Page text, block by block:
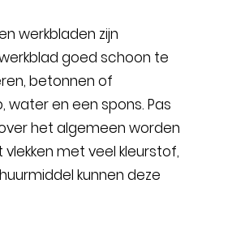
werkbladen zijn
goed schoon te
betonnen of
en een spons. Pas
het algemeen worden
met veel kleurstof,
kunnen deze